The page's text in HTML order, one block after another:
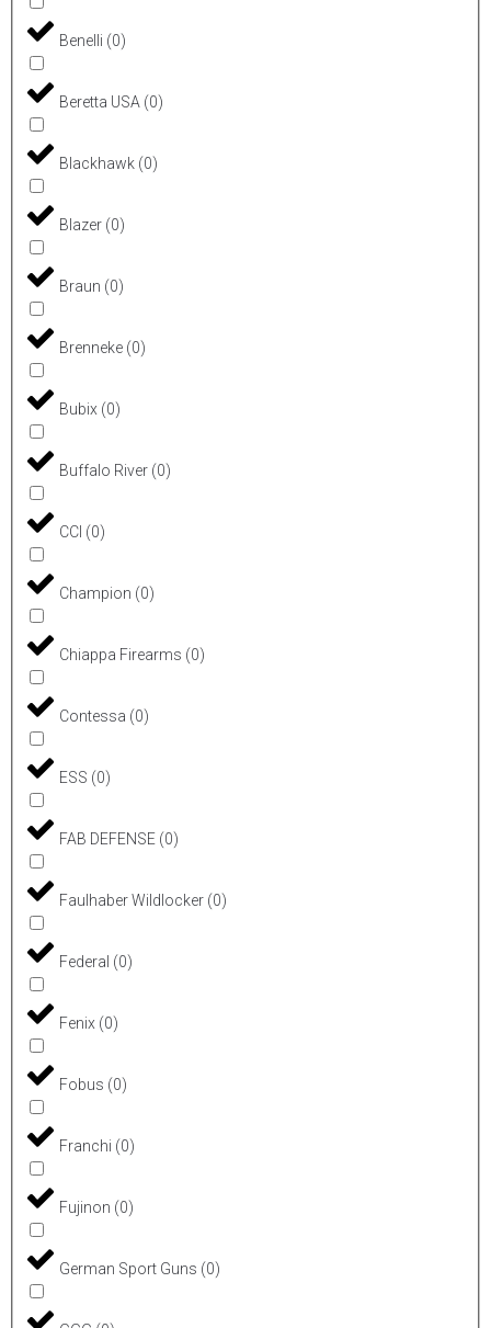
Benelli (0)
Beretta USA (0)
Blackhawk (0)
Blazer (0)
Braun (0)
Brenneke (0)
Bubix (0)
Buffalo River (0)
CCI (0)
Champion (0)
Chiappa Firearms (0)
Contessa (0)
ESS (0)
FAB DEFENSE (0)
Faulhaber Wildlocker (0)
Federal (0)
Fenix (0)
Fobus (0)
Franchi (0)
Fujinon (0)
German Sport Guns (0)